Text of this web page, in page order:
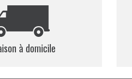
à domicile